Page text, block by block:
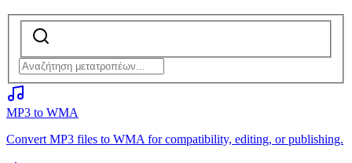
MP3 to WMA
Convert MP3 files to WMA for compatibility, editing, or publishing.